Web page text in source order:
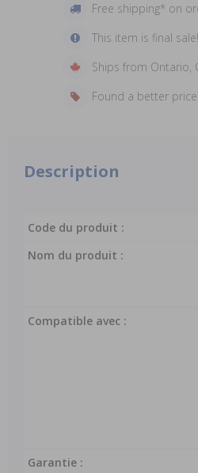
Free shipping* on
This item is final sale!
Ships from Ontario,
Found a better
Description
Code du produit :
Nom du produit :
Compatible avec :
Garantie :